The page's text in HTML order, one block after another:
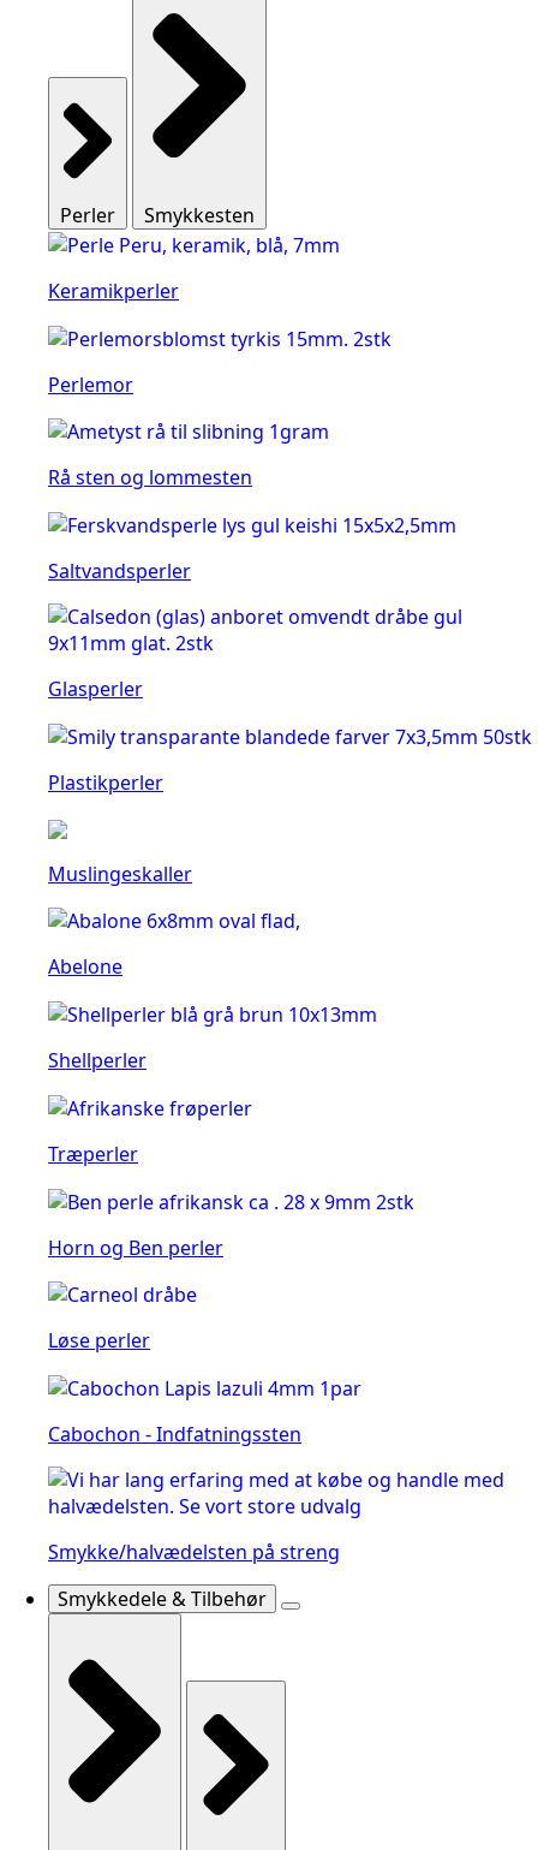
Perler Smykkesten
Keramikperler
Perlemor
Rå sten og lommesten
Saltvandsperler
Glasperler
Plastikperler
Muslingeskaller
Abelone
Shellperler
Træperler
Horn og Ben perler
Løse perler
Cabochon - Indfatningssten
Smykke/halvædelsten på streng
Smykkedele & Tilbehør